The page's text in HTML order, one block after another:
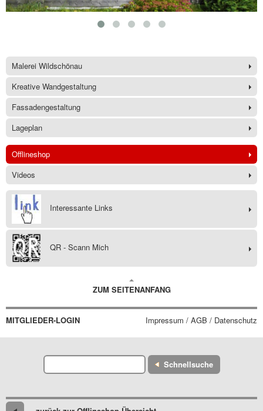
Malerei Wildschönau
Kreative Wandgestaltung
Fassadengestaltung
Lageplan
Offlineshop
Videos
Interessante Links
QR - Scann Mich
ZUM SEITENANFANG
MITGLIEDER-LOGIN Impressum / AGB / Datenschutz
Schnellsuche